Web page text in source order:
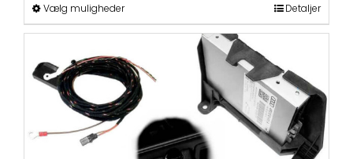
kr. 699
Vælg mulighederDette
vare
flere
varianter.
Mulighederne
kan
vælges
på
varesiden
Detaljer